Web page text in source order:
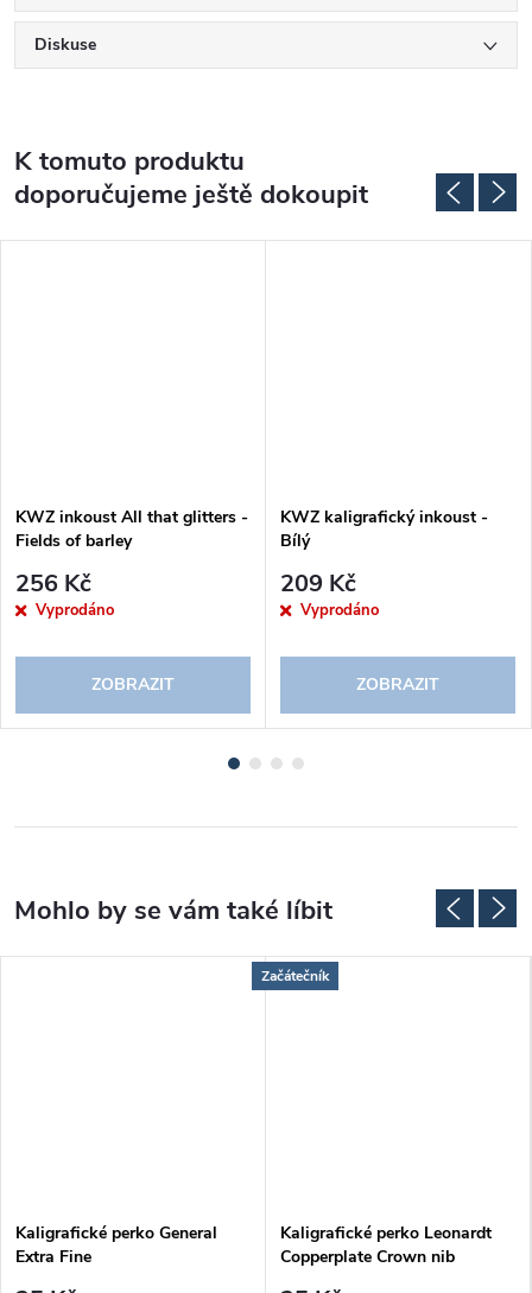
Diskuse
K tomuto produktu
doporučujeme ještě dokoupit
KWZ inkoust All that glitters -
Fields of barley
256 Kč
Vyprodáno
ZOBRAZIT
KWZ kaligrafický inkoust -
Bílý
209 Kč
Vyprodáno
ZOBRAZIT
Kaligrafické perko General
Extra Fine
Začátečník
Kaligrafické perko Leonardt
Copperplate Crown nib